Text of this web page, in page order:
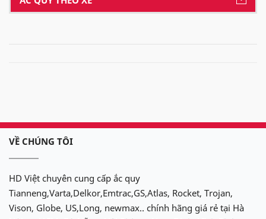
VỀ CHÚNG TÔI
HD Việt chuyên cung cấp ắc quy
Tianneng,Varta,Delkor,Emtrac,GS,Atlas, Rocket, Trojan,
Vison, Globe, US,Long, newmax.. chính hãng giá rẻ tại Hà